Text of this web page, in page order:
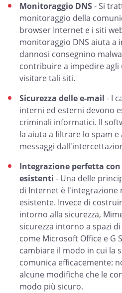
Monitoraggio DNS- Si
monitoraggio della
browser Internet e i siti
monitoraggio DNS aiuta a
dannosi consegnino
contribuire a impedire
visitare tali siti.
Sicurezza delle e-mail - I
interni ed esterni devono
criminali informatici. Il
la aiuta a filtrare lo spam
messaggi
Integrazione perfetta
esistenti - Una delle
di Internet è l'integrazione
esistente. Invece di
intorno alla sicurezza,
sicurezza intorno a spazi
come Microsoft Office e G
cambiare il modo in cui la
comunica efficacemente:
alcune modifiche che le
modo più sicuro.